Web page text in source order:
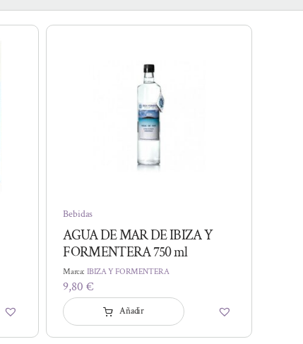
Bebidas
AGUA DE MAR DE IBIZA Y
FORMENTERA 750 ml
Marca: IBIZA Y FORMENTERA
9,80 €
Añadir